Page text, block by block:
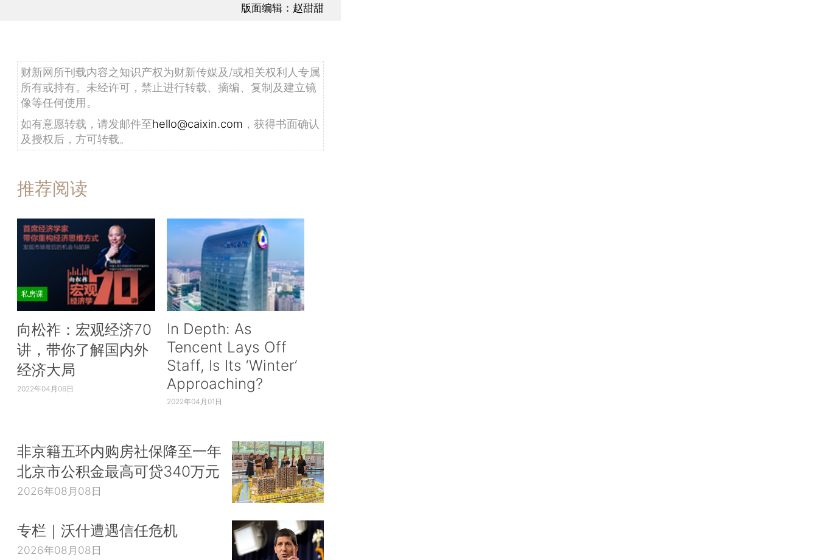
版面编辑：赵甜甜
财新网所刊载内容之知识产权为财新传媒及/或相关权利人专属
所有或持有。未经许可，禁止进行转载、摘编、复制及建立镜
像等任何使用。
如有意愿转载，请发邮件至hello@caixin.com ，获得书面确认
及授权后，方可转载。
推荐阅读
私房课
向松祚：宏观经济70
讲，带你了解国内外
经济大局
2022年04月06日
In Depth: As
Tencent Lays Off
Staff, Is Its ‘Winter’
Approaching?
2022年04月01日
非京籍五环内购房社保降至一年
北京市公积金最高可贷340万元
2026年08月08日
专栏｜沃什遭遇信任危机
2026年08月08日